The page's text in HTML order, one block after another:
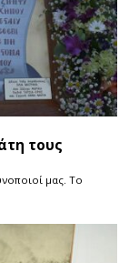
τους
μας. Το